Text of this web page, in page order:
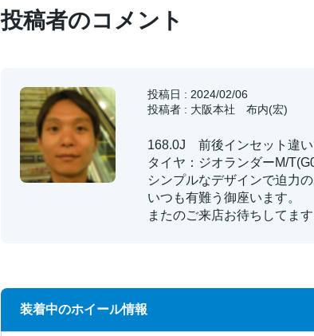
投稿者のコメント
投稿日 : 2024/02/06
投稿者 : 大阪本社 布内(宏)
168.0J 前後インセット違い
タイヤ：ジオランダーM/
シンプルなデザインで迫力
いつも有難う御座います。
またのご来店お待ちしてます
装着中のホイール情報